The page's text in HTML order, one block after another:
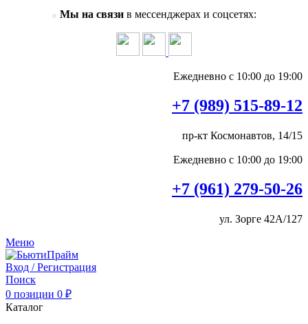
● Мы на связи в мессенджерах и соцсетях:
Ежедневно с 10:00 до 19:00
+7 (989) 515-89-12
пр-кт Космонавтов, 14/15
Ежедневно с 10:00 до 19:00
+7 (961) 279-50-26
ул. Зорге 42А/127
Меню
Вход / Регистрация
Поиск
0 позиции 0 ₽
Каталог